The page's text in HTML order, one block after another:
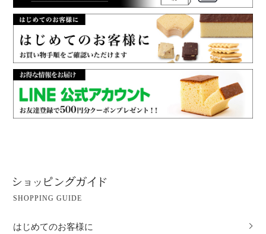
SHOPPING GUIDE
はじめてのお客様に